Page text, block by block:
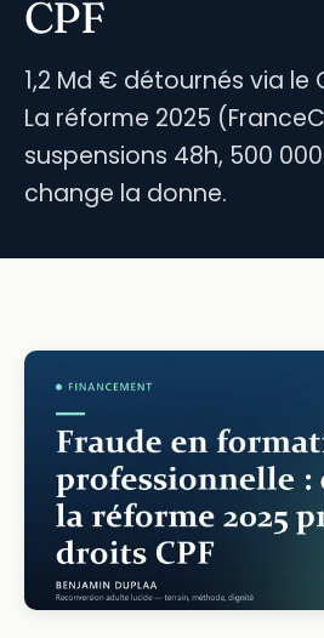
CPF
1,2 Md € détournés via le
La réforme 2025
suspensions 48h, 500
change la donne.